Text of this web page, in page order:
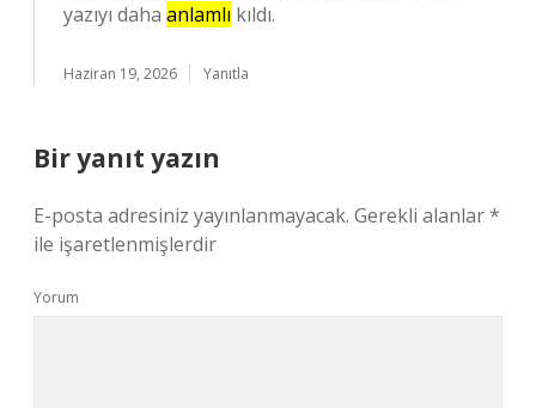
yazıyı daha anlamlı kıldı.
Haziran 19, 2026 Yanıtla
Bir yanıt yazın
E-posta adresiniz yayınlanmayacak. Gerekli alanlar*
ile işaretlenmişlerdir
Yorum